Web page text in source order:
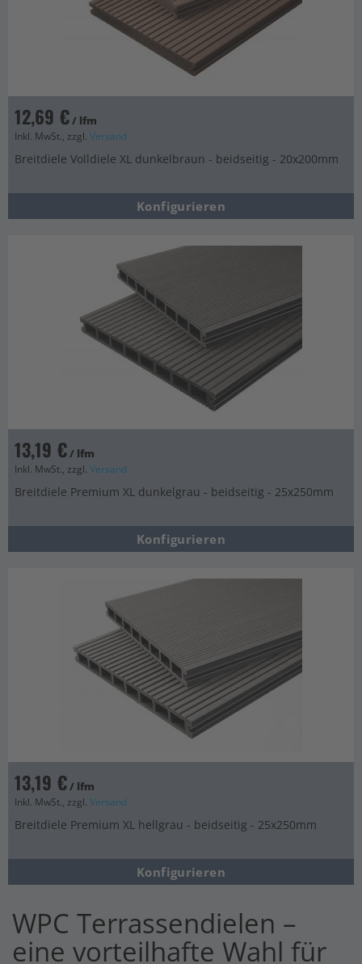
12,69 €/ lfm
Inkl. MwSt., zzgl. Versand
Breitdiele Volldiele XL dunkelbraun - beidseitig - 20x200mm
Konfigurieren
13,19 €/ lfm
Inkl. MwSt., zzgl. Versand
Breitdiele Premium XL dunkelgrau - beidseitig - 25x250mm
Konfigurieren
13,19 €/ lfm
Inkl. MwSt., zzgl. Versand
Breitdiele Premium XL hellgrau - beidseitig - 25x250mm
Konfigurieren
WPC Terrassendielen –
eine vorteilhafte Wahl für